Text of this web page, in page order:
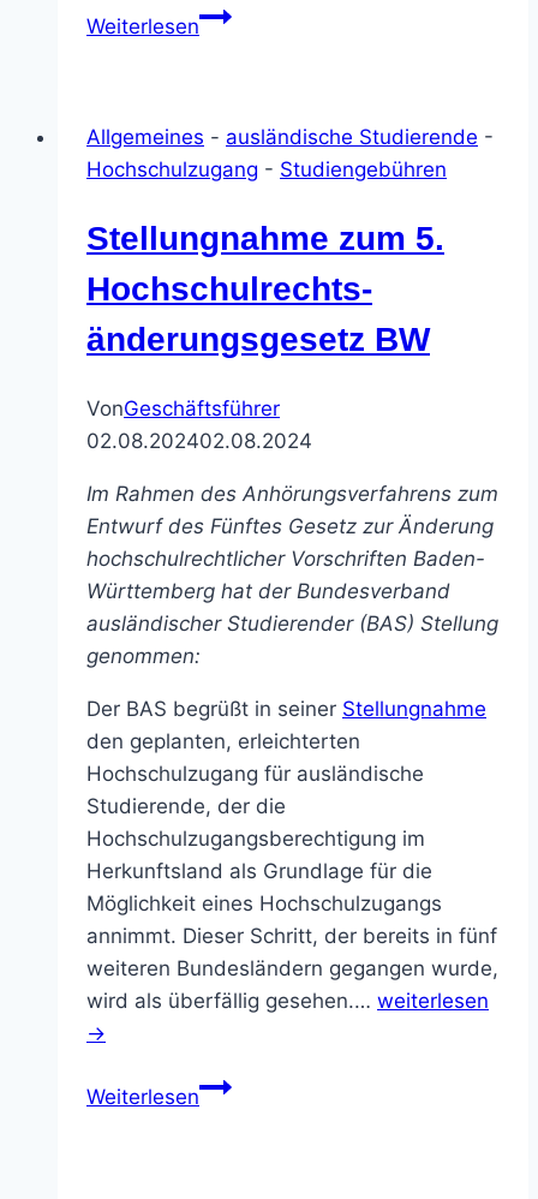
Weiterlesen20
–
20
institutionalisierte
Diskriminierung
ausländischer
Studierender
Allgemeines - ausländische Studierende -
Hochschulzugang - Studiengebühren
Stellungnahme zum 5.
Hochschulrechts-
änderungsgesetz BW
VonGeschäftsführer
02.08.202402.08.2024
Im Rahmen des Anhörungsverfahrens zum
Entwurf des Fünftes Gesetz zur Änderung
hochschulrechtlicher Vorschriften Baden-
Württemberg hat der Bundesverband
ausländischer Studierender (BAS) Stellung
genommen:
Der BAS begrüßt in seiner Stellungnahme
den geplanten, erleichterten
Hochschulzugang für ausländische
Studierende, der die
Hochschulzugangsberechtigung im
Herkunftsland als Grundlage für die
Möglichkeit eines Hochschulzugangs
annimmt. Dieser Schritt, der bereits in fünf
weiteren Bundesländern gegangen wurde,
wird als überfällig gesehen.… weiterlesen
→
WeiterlesenStellungnahme